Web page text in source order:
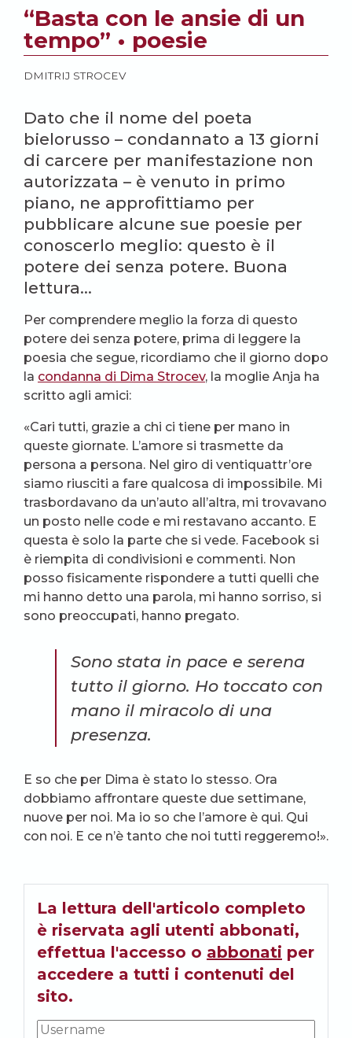
“Basta con le ansie di un
tempo” • poesie
DMITRIJ STROCEV
Dato che il nome del poeta
bielorusso – condannato a 13 giorni
di carcere per manifestazione non
autorizzata – è venuto in primo
piano, ne approfittiamo per
pubblicare alcune sue poesie per
conoscerlo meglio: questo è il
potere dei senza potere. Buona
lettura…
Per comprendere meglio la forza di questo
potere dei senza potere, prima di leggere la
poesia che segue, ricordiamo che il giorno dopo
la condanna di Dima Strocev, la moglie Anja ha
scritto agli amici:
«Cari tutti, grazie a chi ci tiene per mano in
queste giornate. L’amore si trasmette da
persona a persona. Nel giro di ventiquattr’ore
siamo riusciti a fare qualcosa di impossibile. Mi
trasbordavano da un’auto all’altra, mi trovavano
un posto nelle code e mi restavano accanto. E
questa è solo la parte che si vede. Facebook si
è riempita di condivisioni e commenti. Non
posso fisicamente rispondere a tutti quelli che
mi hanno detto una parola, mi hanno sorriso, si
sono preoccupati, hanno pregato.
Sono stata in pace e serena
tutto il giorno. Ho toccato con
mano il miracolo di una
presenza.
E so che per Dima è stato lo stesso. Ora
dobbiamo affrontare queste due settimane,
nuove per noi. Ma io so che l’amore è qui. Qui
con noi. E ce n’è tanto che noi tutti reggeremo!».
La lettura dell'articolo completo
è riservata agli utenti abbonati,
effettua l'accesso o abbonati per
accedere a tutti i contenuti del
sito.